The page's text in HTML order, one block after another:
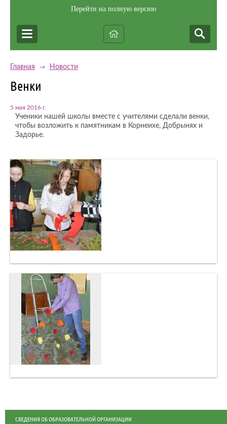
Перейти на полную версию
Главная → Новости
Венки
5 мая 2016 г.
Ученики нашей школы вместе с учителями сделали венки,
чтобы возложить к памятникам в Корнеихе, Добрынях и
Задорье.
СВЕДЕНИЯ ОБ ОБРАЗОВАТЕЛЬНОЙ ОРГАНИЗАЦИИ